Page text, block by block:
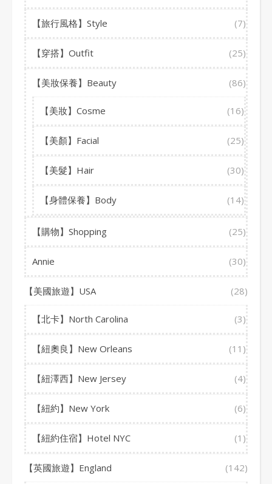
【旅行風格】Style (7)
【穿搭】Outfit (25)
【美妝保養】Beauty (86)
【美妝】Cosme (16)
【美顏】Facial (25)
【美髮】Hair (30)
【身體保養】Body (14)
【購物】Shopping (25)
Annie (30)
【美國旅遊】USA (28)
【北卡】North Carolina (3)
【紐奧良】New Orleans (11)
【紐澤西】New Jersey (4)
【紐約】New York (6)
【紐約住宿】Hotel NYC (1)
【英國旅遊】England (142)